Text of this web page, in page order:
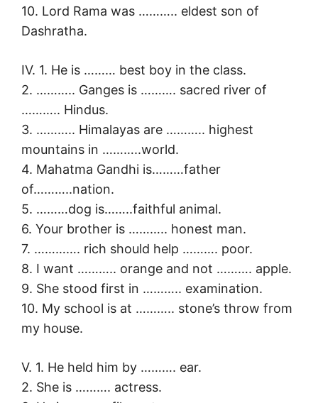
10. Lord Rama was ……….. eldest son of
Dashratha.
IV. 1. He is ……… best boy in the class.
2. ……….. Ganges is ………. sacred river of
……….. Hindus.
3. ……….. Himalayas are ……….. highest
mountains in ………..world.
4. Mahatma Gandhi is………father
of………..nation.
5. ………dog is……..faithful animal.
6. Your brother is ……….. honest man.
7. …………. rich should help ………. poor.
8. I want ……….. orange and not ………. apple.
9. She stood first in ……….. examination.
10. My school is at ……….. stone’s throw from
my house.
V. 1. He held him by ………. ear.
2. She is ………. actress.